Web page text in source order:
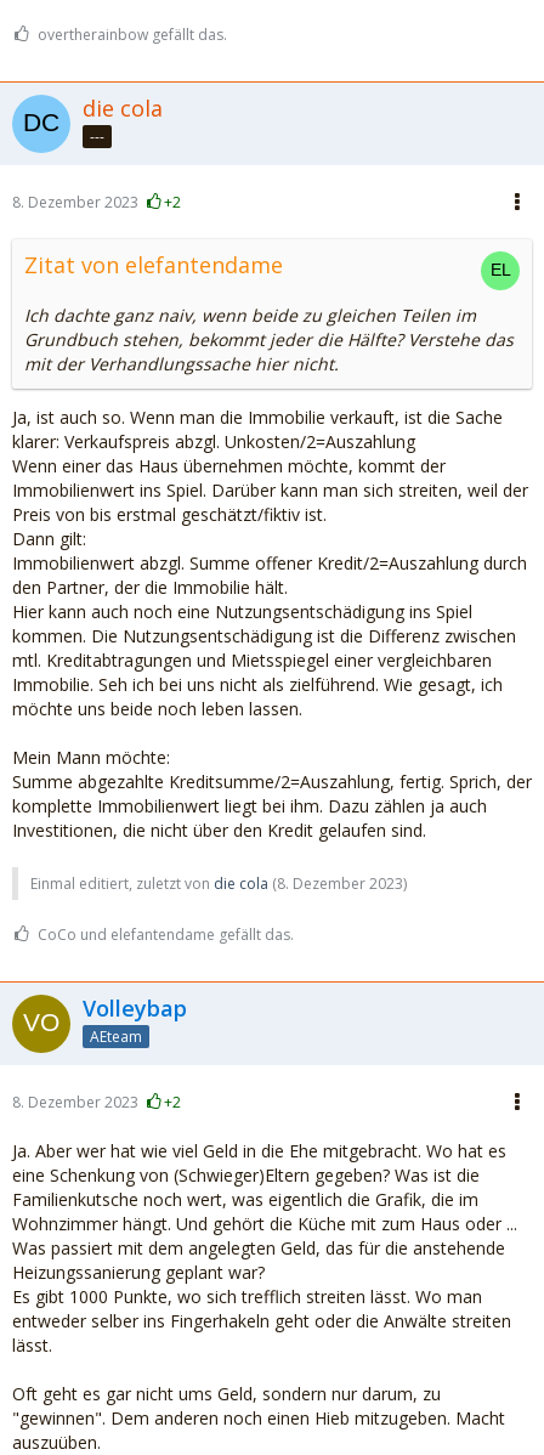
overtherainbow gefällt das.
die cola
---
8. Dezember 2023 +2
Zitat von elefantendame
Ich dachte ganz naiv, wenn beide zu gleichen Teilen im
Grundbuch stehen, bekommt jeder die Hälfte? Verstehe das
mit der Verhandlungssache hier nicht.
Ja, ist auch so. Wenn man die Immobilie verkauft, ist die Sache
klarer: Verkaufspreis abzgl. Unkosten/2=Auszahlung
Wenn einer das Haus übernehmen möchte, kommt der
Immobilienwert ins Spiel. Darüber kann man sich streiten, weil der
Preis von bis erstmal geschätzt/fiktiv ist.
Dann gilt:
Immobilienwert abzgl. Summe offener Kredit/2=Auszahlung durch
den Partner, der die Immobilie hält.
Hier kann auch noch eine Nutzungsentschädigung ins Spiel
kommen. Die Nutzungsentschädigung ist die Differenz zwischen
mtl. Kreditabtragungen und Mietsspiegel einer vergleichbaren
Immobilie. Seh ich bei uns nicht als zielführend. Wie gesagt, ich
möchte uns beide noch leben lassen.
Mein Mann möchte:
Summe abgezahlte Kreditsumme/2=Auszahlung, fertig. Sprich, der
komplette Immobilienwert liegt bei ihm. Dazu zählen ja auch
Investitionen, die nicht über den Kredit gelaufen sind.
Einmal editiert, zuletzt von die cola (8. Dezember 2023)
CoCo und elefantendame gefällt das.
Volleybap
AEteam
8. Dezember 2023 +2
Ja. Aber wer hat wie viel Geld in die Ehe mitgebracht. Wo hat es
eine Schenkung von (Schwieger)Eltern gegeben? Was ist die
Familienkutsche noch wert, was eigentlich die Grafik, die im
Wohnzimmer hängt. Und gehört die Küche mit zum Haus oder ...
Was passiert mit dem angelegten Geld, das für die anstehende
Heizungssanierung geplant war?
Es gibt 1000 Punkte, wo sich trefflich streiten lässt. Wo man
entweder selber ins Fingerhakeln geht oder die Anwälte streiten
lässt.
Oft geht es gar nicht ums Geld, sondern nur darum, zu
"gewinnen". Dem anderen noch einen Hieb mitzugeben. Macht
auszuüben.